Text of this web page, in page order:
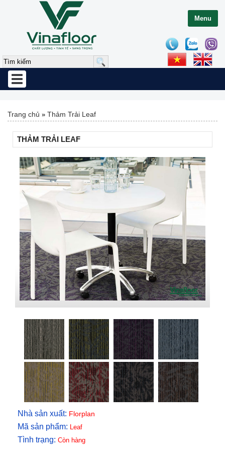
Menu
Toggle
navigation
Trang chủ » Thảm Trải Leaf
THẢM TRẢI LEAF
Nhà sản xuất: Florplan
Mã sản phẩm: Leaf
Tình trạng: Còn hàng